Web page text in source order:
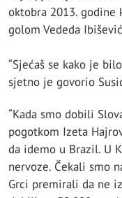
oktobra 2013.
golom Vededa
“Sjećaš se kako je
sjetno je govorio
“Kada smo dobili
pogotkom Izeta
da idemo u Brazil. U
nervoze. Čekali smo
Grci premirali da ne